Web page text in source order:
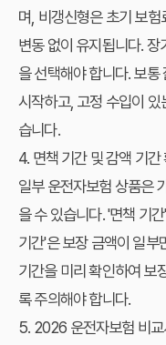
며, 비갱신형은 초기 보
변동 없이 유지됩니다.
을 선택해야 합니다. 보통
시작하고, 고정 수입이
습니다.
4. 면책 기간 및 감액 기간
일부 운전자보험 상품은
을 수 있습니다. '면책 기
기간'은 보장 금액이 일부
기간을 미리 확인하여 보
록 주의해야 합니다.
5. 2026 운전자보험 비